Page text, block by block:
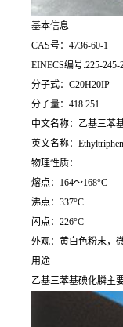
基本信息
CAS号：4736-60-1
EINECS编号:225-245-
分子式：C20H20IP
分子量：418.251
中文名称：乙基三苯
英文名称：
物理性质：
熔点：164～168°C
沸点：337°C
闪点：226°C
外观：黄白色粉末，
用途
乙基三苯基碘化膦主